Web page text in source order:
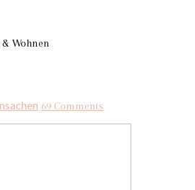
Wohnen
69 Comments